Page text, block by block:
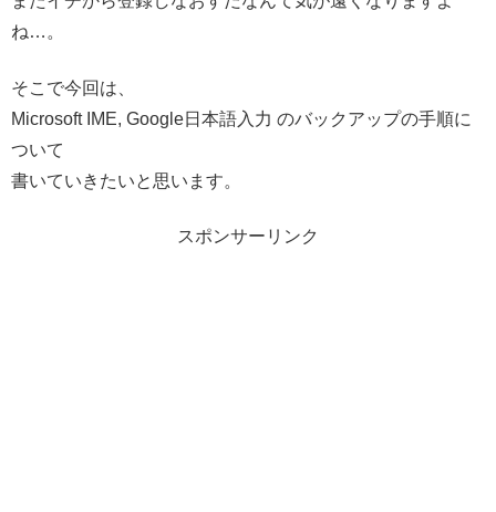
ね…。
そこで今回は、
Microsoft IME, Google日本語入力 のバックアップの手順に
ついて
書いていきたいと思います。
スポンサーリンク